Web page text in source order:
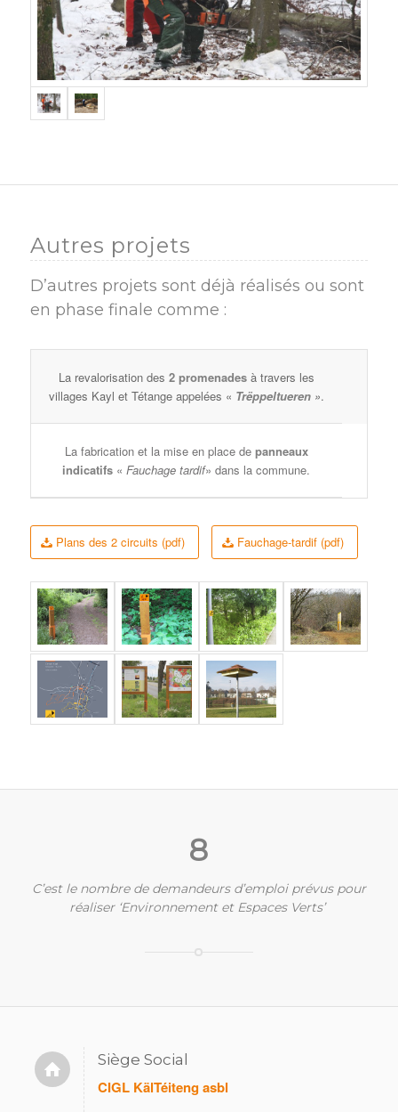
Autres projets
D’autres projets sont déjà réalisés ou sont
en phase finale comme :
La revalorisation des 2 promenadesà travers les
villages Kayl et Tétange appelées « Trëppeltueren».
La fabrication et la mise en place de panneaux
indicatifs «Fauchage tardif» dans la commune.
Plans des 2 circuits (pdf) Fauchage-tardif (pdf)
8
C’est le nombre de demandeurs d’emploi prévus pour
réaliser ‘Environnement et Espaces Verts’
Siège Social
CIGL KälTéiteng asbl